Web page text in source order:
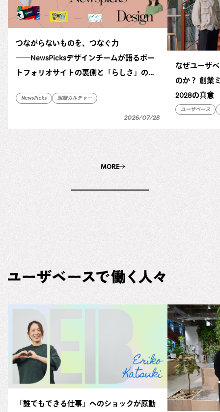
つながらないものを、つなぐ力
──NewsPicksデザインチームが語るポー
トフォリオサイトの裏側と「らしさ」の正
NewsPicks 組織カルチャー
2026/07/28
なぜユーザ
のか？ 創業
2028の真意
ユーザベース
MORE
「誰でもできる仕事」へのショックが原動